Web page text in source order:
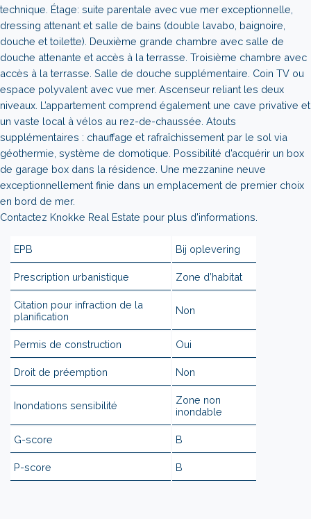
technique. Étage: suite parentale avec vue mer exceptionnelle,
dressing attenant et salle de bains (double lavabo, baignoire,
douche et toilette). Deuxième grande chambre avec salle de
douche attenante et accès à la terrasse. Troisième chambre avec
accès à la terrasse. Salle de douche supplémentaire. Coin TV ou
espace polyvalent avec vue mer. Ascenseur reliant les deux
niveaux. L’appartement comprend également une cave privative et
un vaste local à vélos au rez-de-chaussée. Atouts
supplémentaires : chauffage et rafraîchissement par le sol via
géothermie, système de domotique. Possibilité d’acquérir un box
de garage box dans la résidence. Une mezzanine neuve
exceptionnellement finie dans un emplacement de premier choix
en bord de mer.
Contactez Knokke Real Estate pour plus d’informations.
EPB Bij oplevering
Prescription urbanistique Zone d’habitat
Citation pour infraction de la
planification
Non
Permis de construction Oui
Droit de préemption Non
Inondations sensibilité
Zone non
inondable
G-score B
P-score B